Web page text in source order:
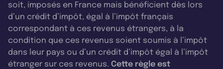
soit, imposés en France mais bénéficient dès lors
d’un crédit d’impôt, égal à l’impôt français
correspondant à ces revenus étrangers, à la
condition que ces revenus soient soumis à l’impôt
dans leur pays ou d’un crédit d’impôt égal à l’impôt
étranger sur ces revenus. Cette règle est